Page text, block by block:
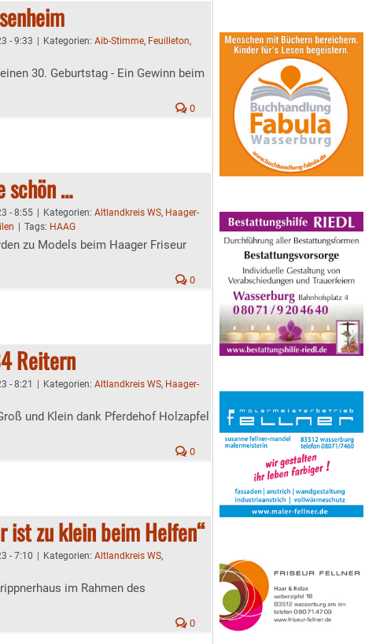
- 9:33 Kategorien: Aib-Stimme, Feuilleton,
30. Geburtstag - Ein Gewinn beim
0
schön …
- 8:55 Kategorien: Altlandkreis WS, Haager-
Tags: HAAG
zu Models beim Haager Friseur
0
Reitern
- 8:21 Kategorien: Altlandkreis WS, Haager-
und Klein dank Pferdehof Holzapfel
0
ist zu klein beim Helfen“
- 7:10 Kategorien: Altlandkreis WS,
im Rahmen des
0